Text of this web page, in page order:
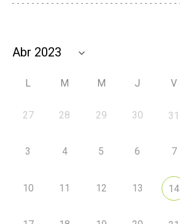
L M M J V
27 28 29 30 31
3 4 5 6 7
10 11 12 13 14